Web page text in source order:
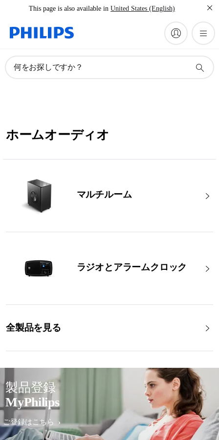
This page is also available in United States (English)
何をお探しですか？
ホームオーディオ
マルチルーム
ラジオとアラームクロック
全製品を見る
製品登録
MyPhilips
ご登録はこちら